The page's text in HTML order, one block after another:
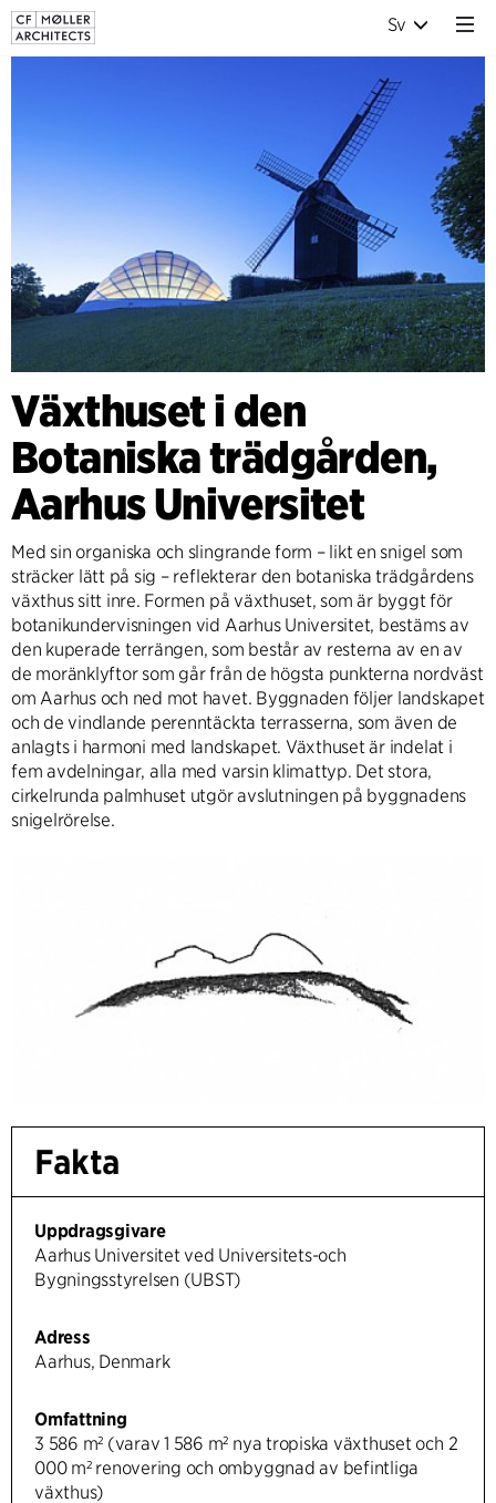
Sv
Växthuset i den
Botaniska trädgården,
Aarhus Universitet
Med sin organiska och slingrande form – likt en snigel som
sträcker lätt på sig – reflekterar den botaniska trädgårdens
växthus sitt inre. Formen på växthuset, som är byggt för
botanikundervisningen vid Aarhus Universitet, bestäms av
den kuperade terrängen, som består av resterna av en av
de moränklyftor som går från de högsta punkterna nordväst
om Aarhus och ned mot havet. Byggnaden följer landskapet
och de vindlande perenntäckta terrasserna, som även de
anlagts i harmoni med landskapet. Växthuset är indelat i
fem avdelningar, alla med varsin klimattyp. Det stora,
cirkelrunda palmhuset utgör avslutningen på byggnadens
snigelrörelse.
Fakta
Uppdragsgivare
Aarhus Universitet ved Universitets-och
Bygningsstyrelsen (UBST)
Adress
Aarhus, Denmark
Omfattning
3 586 m² (varav 1 586 m² nya tropiska växthuset och 2
000 m² renovering och ombyggnad av befintliga
växthus)